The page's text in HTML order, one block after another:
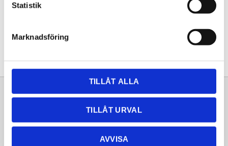
Statistik
Marknadsföring
TILLÅT ALLA
TILLÅT URVAL
AVVISA
Sortiment Information
Frågor & svar